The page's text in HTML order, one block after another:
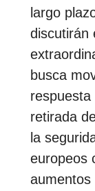
largo
discutirán
busca
retirada
la
europeos
aumentos